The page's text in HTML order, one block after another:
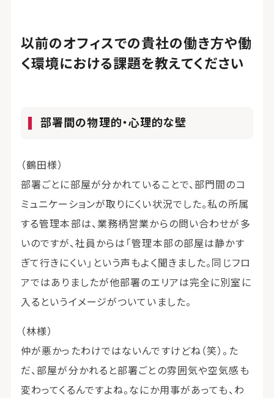
以前のオフィスでの貴社の働き方や働
く環境における課題を教えてください
部署間の物理的・心理的な壁
（鶴田様）
部署ごとに部屋が分かれていることで、部門間のコ
ミュニケーションが取りにくい状況でした。私の所属
する管理本部は、業務柄営業からの問い合わせが多
いのですが、社員からは「管理本部の部屋は静かす
ぎて行きにくい」という声もよく聞きました。同じフロ
アではありましたが他部署のエリアは完全に別室に
入るというイメージがついていました。
（林様）
仲が悪かったわけではないんですけどね（笑）。た
だ、部屋が分かれると部署ごとの雰囲気や空気感も
変わってくるんですよね。なにか用事があっても、わ